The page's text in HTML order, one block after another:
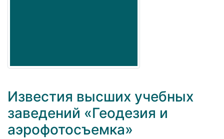
Известия высших учебных
заведений «Геодезия и
аэрофотосъемка»